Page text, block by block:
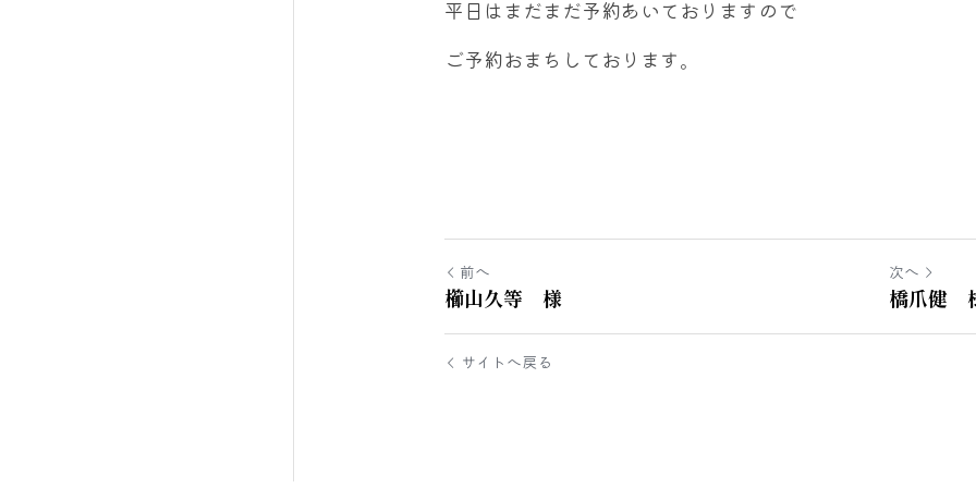
平日はまだまだ予約あいておりますので
ご予約おまちしております。
前へ
櫛山久等 様
次へ
橋爪健
サイトへ戻る